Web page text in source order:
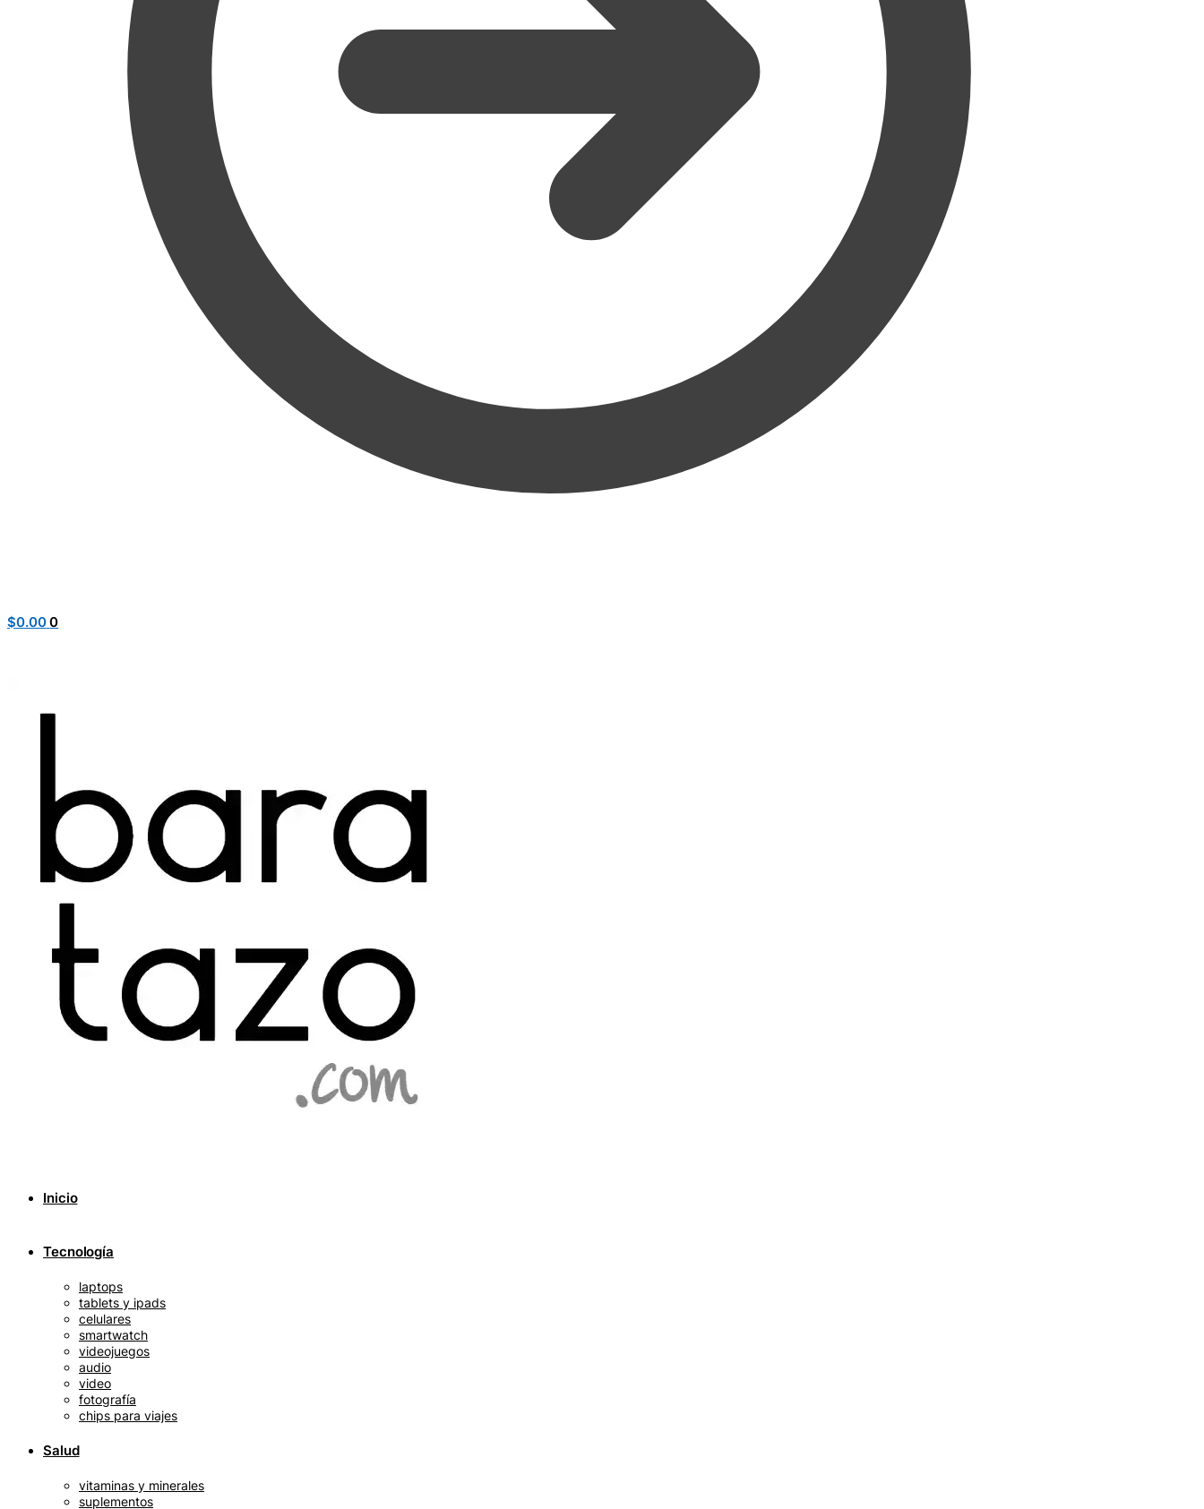
$0.00 0
Inicio
Tecnología
laptops
tablets y ipads
celulares
smartwatch
videojuegos
audio
video
fotografía
chips para viajes
Salud
vitaminas y minerales
suplementos